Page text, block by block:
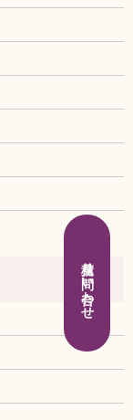
見積り問い合わせ